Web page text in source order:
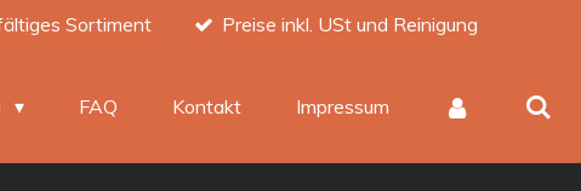
Sortiment Preise inkl. USt und Reinigung
FAQ Kontakt Impressum